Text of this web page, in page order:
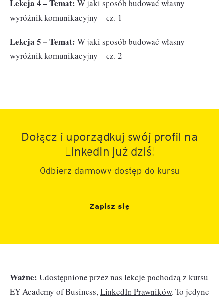
Lekcja 4 – Temat: W jaki sposób budować własny
wyróżnik komunikacyjny – cz. 1
Lekcja 5 – Temat: W jaki sposób budować własny
wyróżnik komunikacyjny – cz. 2
Dołącz i uporządkuj swój profil na
LinkedIn już dziś!
Odbierz darmowy dostęp do kursu
Zapisz się
Ważne: Udostępnione przez nas lekcje pochodzą z kursu
EY Academy of Business,LinkedIn Prawników. To jedyne